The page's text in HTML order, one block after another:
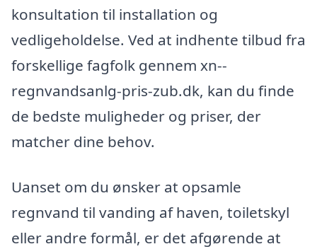
konsultation til installation og
vedligeholdelse. Ved at indhente tilbud fra
forskellige fagfolk gennem xn--
regnvandsanlg-pris-zub.dk, kan du finde
de bedste muligheder og priser, der
matcher dine behov.
Uanset om du ønsker at opsamle
regnvand til vanding af haven, toiletskyl
eller andre formål, er det afgørende at